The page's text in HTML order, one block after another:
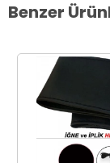
Benzer